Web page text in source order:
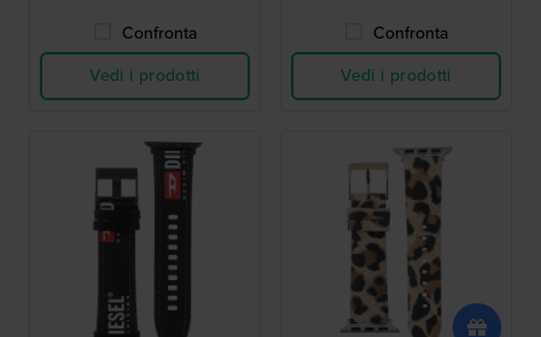
Confronta
Vedi i prodotti
Confronta
Vedi i prodotti